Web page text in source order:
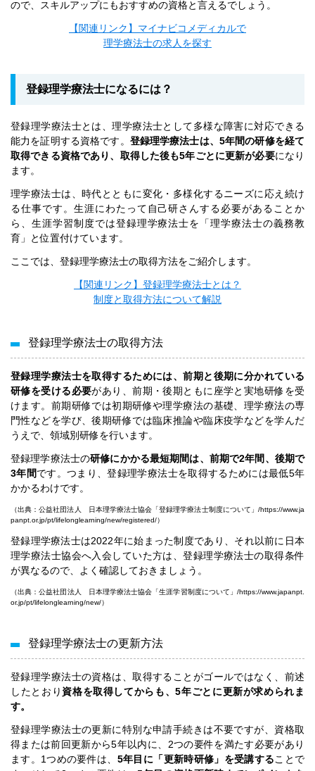
ので、スキルアップにもおすすめの資格と言えるでしょう。
【関連リンク】マイナビコメディカルで
理学療法士の求人を探す
登録理学療法士になるには？
登録理学療法士とは、理学療法士として多様な障害に対応できる
能力を証明する資格です。 登録理学療法士は、5年間の研修を経て
取得できる資格であり、取得した後も5年ごとに更新が必要になり
ます。
理学療法士は、時代とともに変化・多様化するニーズに応え続け
る仕事です。生涯にわたって自己研さんする必要があることか
ら、生涯学習制度では登録理学療法士を「理学療法士の義務教
育」と位置付けています。
ここでは、登録理学療法士の取得方法をご紹介します。
【関連リンク】登録理学療法士とは？
制度と取得方法について解説
登録理学療法士の取得方法
登録理学療法士を取得するためには、前期と後期に分かれている
研修を受ける必要があり、前期・後期ともに座学と実地研修を受
けます。前期研修では初期研修や理学療法の基礎、理学療法の専
門性などを学び、後期研修では臨床推論や臨床疫学などを学んだ
うえで、領域別研修を行います。
登録理学療法士の研修にかかる最短期間は、前期で2年間、後期で
3年間です。つまり、登録理学療法士を取得するためには最低5年
かかるわけです。
（出典：公益社団法人 日本理学療法士協会「登録理学療法士制度について」/https://www.ja
panpt.or.jp/pt/lifelonglearning/new/registered/）
登録理学療法士は2022年に始まった制度であり、それ以前に日本
理学療法士協会へ入会していた方は、登録理学療法士の取得条件
が異なるので、よく確認しておきましょう。
（出典：公益社団法人 日本理学療法士協会「生涯学習制度について」/https://www.japanpt.
or.jp/pt/lifelonglearning/new/）
登録理学療法士の更新方法
登録理学療法士の資格は、取得することがゴールではなく、前述
したとおり 資格を取得してからも、5年ごとに更新が求められま
す。
登録理学療法士の更新に特別な申請手続きは不要ですが、資格取
得または前回更新から5年以内に、2つの要件を満たす必要があり
ます。1つめの要件は、 5年目に「更新時研修」を受講することで